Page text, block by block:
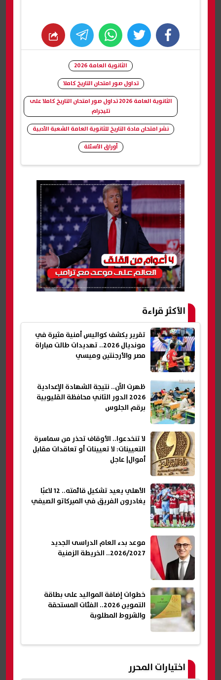
facebook
twitter
whats
الثانوية العامة 2026
تداول صور امتحان التاريخ كاملا
الثانوية العامة 2026 تداول صور امتحان التاريخ كاملا على
تليجرام
نشر امتحان مادة التاريخ للثانوية العامة الشعبة الأدبية
أوراق الأسئلة
الأكثر قراءة
تقرير يكشف كواليس أمنية مثيرة في
مونديال 2026.. تهديدات طالت مباراة
مصر والأرجنتين وميسي
ظهرت الآن.. نتيجة الشهادة الإعدادية
2026 الدور الثاني محافظة القليوبية
برقم الجلوس
لا تنخدعوا.. الأوقاف تحذر من سماسرة
التعيينات: لا تعيينات أو تعاقدات مقابل
أموال| عاجل
الأهلي يعيد تشكيل قائمته.. 12 لاعبًا
يغادرون الفريق في الميركاتو الصيفي
موعد بدء العام الدراسى الجديد
2026/2027.. الخريطة الزمنية
خطوات إضافة المواليد على بطاقة
التموين 2026.. الفئات المستحقة
والشروط المطلوبة
اختيارات المحرر